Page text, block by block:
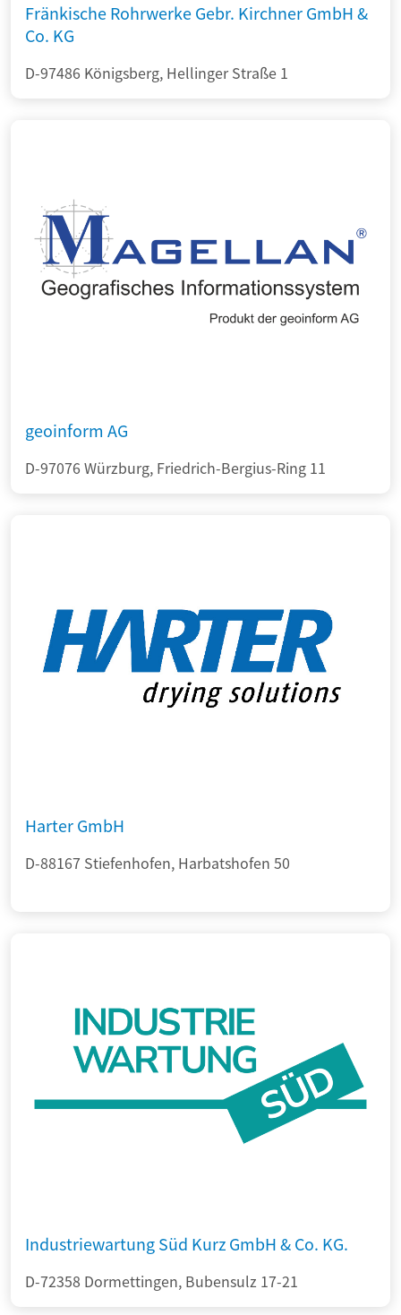
Fränkische Rohrwerke Gebr. Kirchner GmbH &
Co. KG
D-97486 Königsberg, Hellinger Straße 1
geoinform AG
D-97076 Würzburg, Friedrich-Bergius-Ring 11
Harter GmbH
D-88167 Stiefenhofen, Harbatshofen 50
Industriewartung Süd Kurz GmbH & Co. KG.
D-72358 Dormettingen, Bubensulz 17-21